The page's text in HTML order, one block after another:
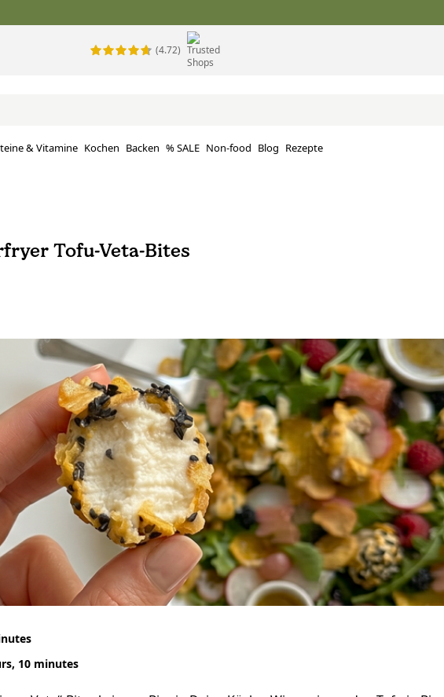
(4.72)
​​& Vitamine Kochen Backen % SALE Non-food Blog Rezepte
Tofu-Veta-Bites
10 minutes